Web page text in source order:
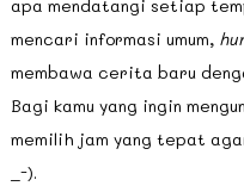
apa mendatangi setiap
mencari informasi umum,
membawa cerita baru
Bagi kamu yang ingin
memilih jam yang tepat
_-).